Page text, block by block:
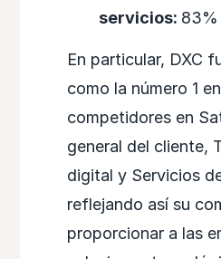
servicios: 83%
En particular, DXC
como la número 1
competidores en
general del cliente,
digital y Servicios
reflejando así su
proporcionar a las